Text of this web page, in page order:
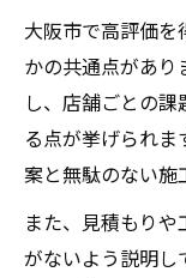
大阪市で高評価
かの共通点があ
し、店舗ごとの
る点が挙げられ
案と無駄のない施
また、見積もり
がないよう説明し